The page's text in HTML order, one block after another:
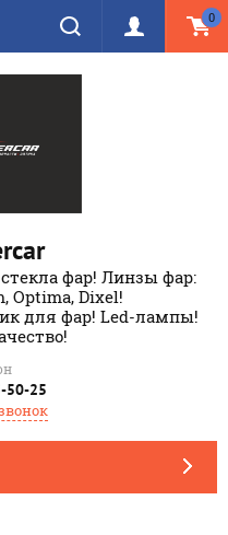
0
фар! Линзы фар:
Optima, Dixel!
для фар! Led-лампы!
50-25